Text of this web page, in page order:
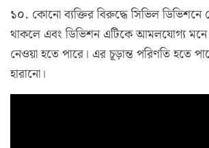
১০. কোনো ব্যক্তির বিরুদ্ধে সিভিল
থাকলে এবং ডিভিশন এটিকে আমলযোগ্য মনে
নেওয়া হতে পারে। এর চূড়ান্ত পরিণতি হতে
হারানো।